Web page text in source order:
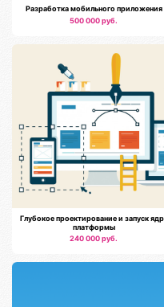
Разработка мобильного приложения
500 000 руб.
Глубокое проектирование и запуск
платформы
240 000 руб.